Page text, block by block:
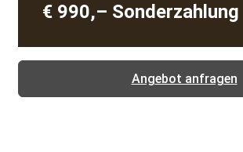
€ 990,– Sonderzahlung
Angebot anfragen